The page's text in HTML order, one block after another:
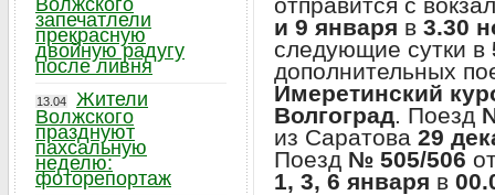
и 9 января в 3.30
следующие сутки в
дополнительных
Имеретинский
Волгоград. Поезд
из Саратова 29
Поезд № 505/506
1, 3, 6 января в
Волжского
запечатлели
прекрасную
двойную радугу
после ливня
13.04
Жители
Волжского
празднуют
пахсальную
неделю:
фоторепортаж